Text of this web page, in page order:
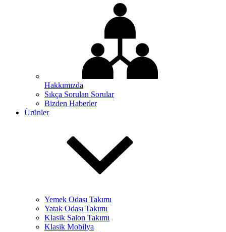
Hakkımızda
Sıkça Sorulan Sorular
Bizden Haberler
Ürünler
Yemek Odası Takımı
Yatak Odası Takımı
Klasik Salon Takımı
Klasik Mobilya